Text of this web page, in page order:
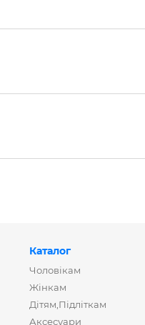
Каталог
Чоловікам
Жінкам
Дітям,Підліткам
Аксесуари